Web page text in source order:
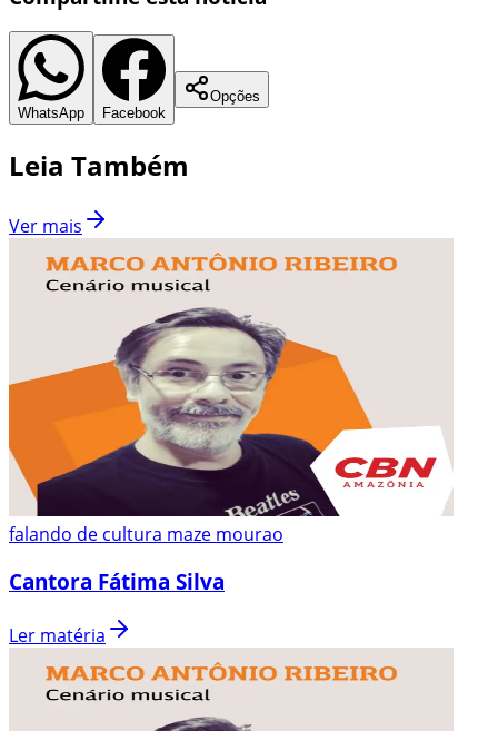
WhatsApp Facebook
Opções
Leia Também
Ver mais
falando de cultura maze mourao
Cantora Fátima Silva
Ler matéria